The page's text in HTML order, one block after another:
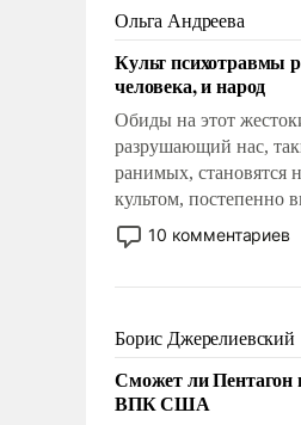
наши боевые
Ольга Андреева
Культ психотравмы
человека, и народ
Обиды на этот
разрушающий нас,
ранимых, становятся
культом, постепенно
отменяя традиционное
человеку – быть
на себя
слабым, идти вперед и
адаптироваться.
10 комментариев
Борис Джерелиевский
Сможет ли Пентагон
ВПК США